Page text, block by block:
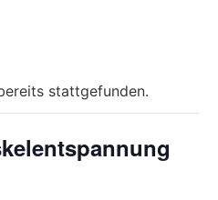
stattgefunden.